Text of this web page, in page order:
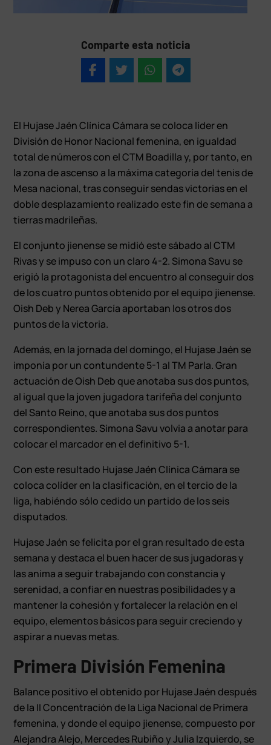
Comparte esta noticia
El Hujase Jaén Clínica Cámara se coloca líder en
División de Honor Nacional femenina, en igualdad
total de números con el CTM Boadilla y, por tanto, en
la zona de ascenso a la máxima categoría del tenis de
Mesa nacional, tras conseguir sendas victorias en el
doble desplazamiento realizado este fin de semana a
tierras madrileñas.
El conjunto jienense se midió este sábado al CTM
Rivas y se impuso con un claro 4-2. Simona Savu se
erigió la protagonista del encuentro al conseguir dos
de los cuatro puntos obtenido por el equipo jienense.
Oish Deb y Nerea García aportaban los otros dos
puntos de la victoria.
Además, en la jornada del domingo, el Hujase Jaén se
imponía por un contundente 5-1 al TM Parla. Gran
actuación de Oish Deb que anotaba sus dos puntos,
al igual que la joven jugadora tarifeña del conjunto
del Santo Reino, que anotaba sus dos puntos
correspondientes. Simona Savu volvia a anotar para
colocar el marcador en el definitivo 5-1.
Con este resultado Hujase Jaén Clínica Cámara se
coloca colíder en la clasificación, en el tercio de la
liga, habiéndo sólo cedido un partido de los seis
disputados.
Hujase Jaén se felicita por el gran resultado de esta
semana y destaca el buen hacer de sus jugadoras y
las anima a seguir trabajando con constancia y
serenidad, a confiar en nuestras posibilidades y a
mantener la cohesión y fortalecer la relación en el
equipo, elementos básicos para seguir creciendo y
aspirar a nuevas metas.
Primera División Femenina
Balance positivo el obtenido por Hujase Jaén después
de la II Concentración de la Liga Nacional de Primera
femenina, y donde el equipo jienense, compuesto por
Alejandra Alejo, Mercedes Rubiño y Julia Izquierdo, se